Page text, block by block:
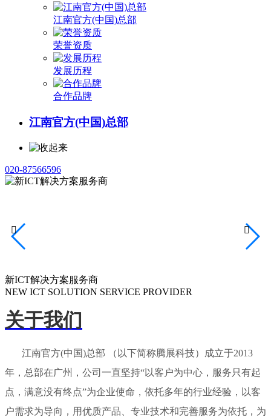
江南官方(中国)总部
荣誉资质
发展历程
合作品牌
江南官方(中国)总部
020-87566596
新ICT解决方案服务商
NEW ICT SOLUTION SERVICE PROVIDER
 
关于我们
江南官方(中国)总部 （以下简称腾展科技）成立于2013
年，总部在广州，公司一直坚持“以客户为中心，服务只有起
点，满意没有终点”为企业使命，依托多年的行业经验，以客
户需求为导向，用优质产品、专业技术和完善服务为依托，为